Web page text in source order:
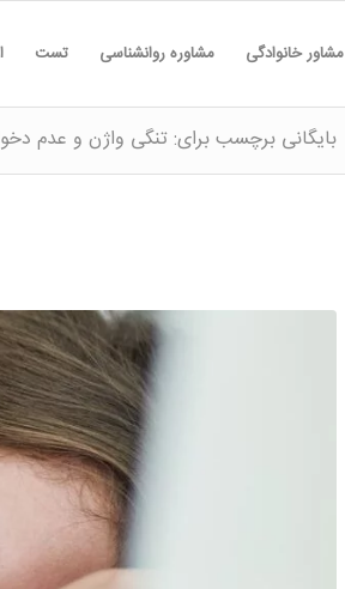
مشاور خانوادگی مشاوره روانشناسی تست
بایگانی برچسب برای: تنگی واژن و عدم